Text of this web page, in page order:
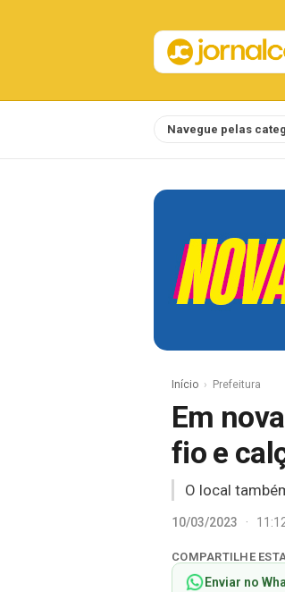
Navegue pelas
Início Prefeitura
Em
fio e
O local
10/03/2023 ·
COMPARTILHE
Enviar no